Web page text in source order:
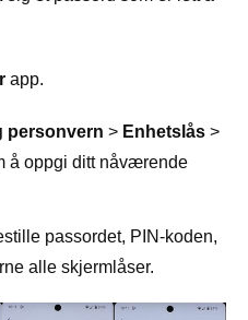
app.
personvern > Enhetslås >
å oppgi ditt nåværende
passordet, PIN-koden,
alle skjermlåser.